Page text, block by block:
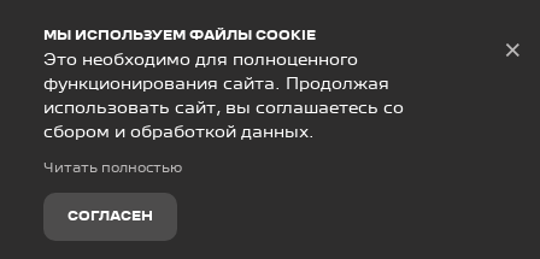
МЫ ИСПОЛЬЗУЕМ ФАЙЛЫ COOKIE
Это необходимо для полноценного
функционирования сайта. Продолжая
использовать сайт, вы соглашаетесь со
сбором и обработкой данных.
Читать полностью
СОГЛАСЕН
×